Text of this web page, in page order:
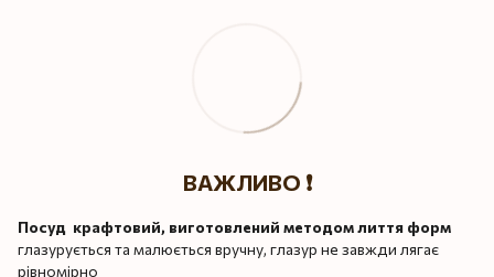
ВАЖЛИВО ❗️
Посуд крафтовий, виготовлений методом лиття форм
глазурується та малюється вручну, глазур не завжди лягає
рівномірно